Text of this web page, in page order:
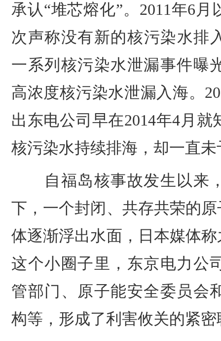
承认“堆芯熔化”。2011年6
次声称没有新的核污染水排
一系列核污染水泄漏事件曝
高浓度核污染水泄漏入海。
出东电公司早在2014年4月
核污染水持续排海，却一直
自福岛核事故发生以来
下，一个封闭、共存共荣的
体逐渐浮出水面，日本媒体
这个小圈子里，东京电力公
管部门、原子能安全委员会
构等，形成了利害攸关的紧密